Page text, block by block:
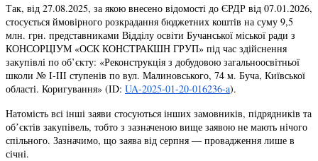
Так, від 27.08.2025, за якою внесено відомості до ЄРДР від 07.01.2026,
стосується ймовірного розкрадання бюджетних коштів на суму 9,5
млн. грн. представниками Відділу освіти Бучанської міської ради з
КОНСОРЦІУМ «ОСК КОНСТРАКШН ГРУП» під час здійснення
закупівлі по об’єкту: «Реконструкція з добудовою загальноосвітньої
школи № I-III ступенів по вул. Малиновського, 74 м. Буча, Київської
області. Коригування» (ID: UA-2025-01-20-016236-a).
Натомість всі інші заяви стосуються інших замовників, підрядників та
обʼєктів закупівель, тобто з зазначеною вище заявою не мають нічого
спільного. Зазначимо, що заява від серпня — провадження лише в
січні.